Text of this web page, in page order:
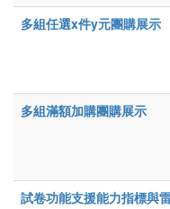
多組任選x件y元團購展示
多組滿額加購團購展示
試卷功能支援能力指標與